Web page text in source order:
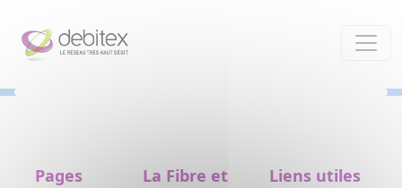
Pages
La Fibre et
Liens utiles